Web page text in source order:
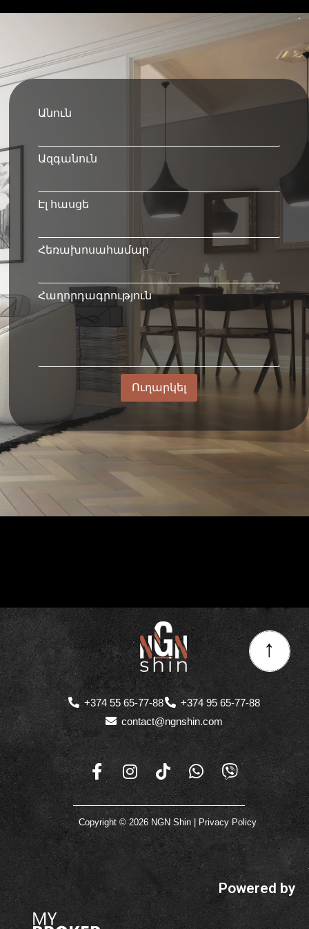
Անուն
Ազգանուն
Էլ հասցե
Հեռախոսահամար
Հաղորդագրություն
Ուղարկել
+374 55 65-77-88
+374 95 65-77-88
contact@ngnshin.com
Copyright © 2026 NGN Shin | Privacy Policy
↑
Powered by